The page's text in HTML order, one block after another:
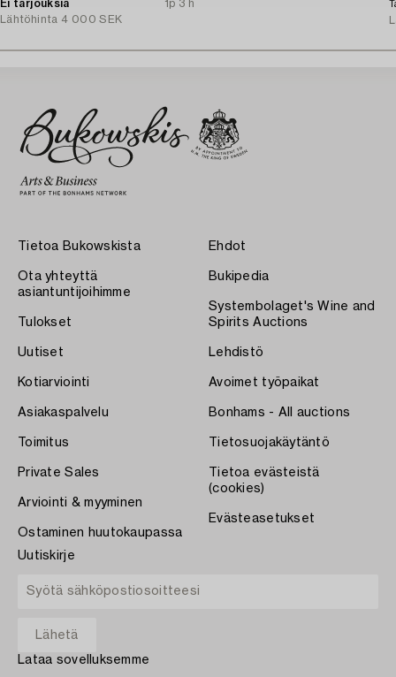
amethyst, Finland 1960s.
Ei tarjouksia
1p 3 h
Lähtöhinta 4 000 SEK
Tietoa Bukowskista
Ota yhteyttä
asiantuntijoihimme
Tulokset
Uutiset
Kotiarviointi
Asiakaspalvelu
Toimitus
Private Sales
Arviointi & myyminen
Ostaminen huutokaupassa
Ehdot
Bukipedia
Systembolaget's Wine and
Spirits Auctions
Lehdistö
Avoimet työpaikat
Bonhams - All auctions
Tietosuojakäytäntö
Tietoa evästeistä
(cookies)
Evästeasetukset
Uutiskirje
Lataa sovelluksemme